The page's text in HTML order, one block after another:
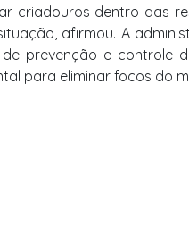
criadouros dentro das
afirmou. A
prevenção e controle
para eliminar focos do